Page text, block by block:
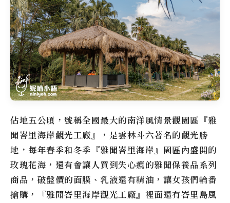
佔地五公頃，號稱全國最大的南洋風情景觀園區『雅
聞峇里海岸觀光工廠』，是雲林斗六著名的觀光勝
地，每年春季和冬季『雅聞峇里海岸』園區內盛開的
玫瑰花海，還有會讓人買到失心瘋的雅聞保養品系列
商品，破盤價的面膜、乳液還有精油，讓女孩們輪番
搶購，『雅聞峇里海岸觀光工廠』裡面還有峇里島風